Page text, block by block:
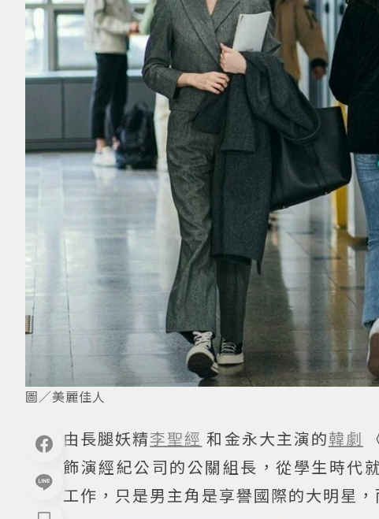
圖／美麗佳人
由長腿妖精李聖經 和金永大主演的韓劇
飾演經紀公司的公關組長，從學生時代
工作，只是男主角是享譽國際的大明星